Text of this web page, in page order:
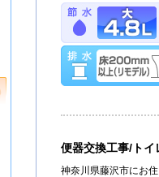
便器交換工事/トイ
神奈川県藤沢市にお